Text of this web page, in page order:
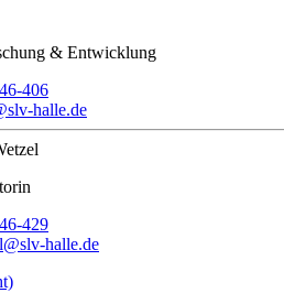
& Entwicklung
406
halle.de
429
halle.de